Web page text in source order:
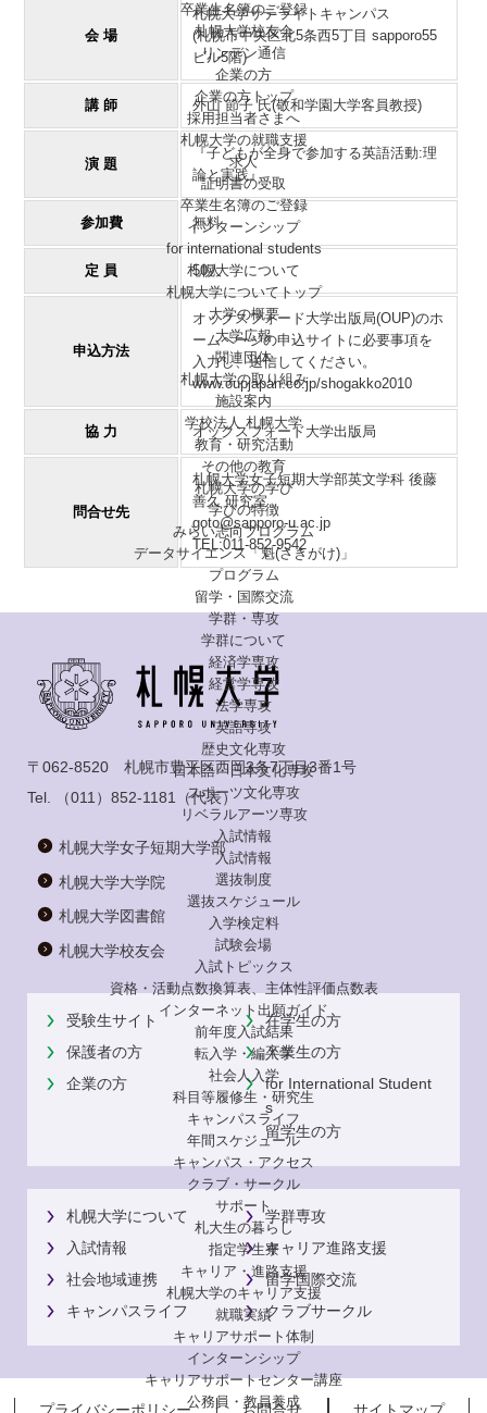
卒業生名簿のご登録
札幌大学校友会
リンデン通信
企業の方
企業の方トップ
採用担当者さまへ
札幌大学の就職支援
求人
証明書の受取
卒業生名簿のご登録
インターンシップ
for internationalstudents
札幌大学について
札幌大学についてトップ
大学の概要
大学広報
関連団体
札幌大学の取り組み
施設案内
学校法人 札幌大学
教育・研究活動
その他の教育
札幌大学の学び
学びの特徴
みらい志向プログラム
データサイエンス「魁(さきがけ)」
プログラム
留学・国際交流
学群・専攻
学群について
経済学専攻
経営学専攻
法学専攻
英語専攻
歴史文化専攻
日本語・日本文化専攻
スポーツ文化専攻
リベラルアーツ専攻
入試情報
入試情報
選抜制度
選抜スケジュール
入学検定料
試験会場
入試トピックス
資格・活動点数換算表、主体性評価点数表
インターネット出願ガイド
前年度入試結果
転入学・編入学
社会人入学
科目等履修生・研究生
キャンパスライフ
年間スケジュール
キャンパス・アクセス
クラブ・サークル
サポート
札大生の暮らし
指定学生寮
キャリア・進路支援
札幌大学のキャリア支援
就職実績
キャリアサポート体制
インターンシップ
キャリアサポートセンター講座
公務員・教員養成
会 場
札幌大学サテライトキャンパス
(札幌市中央区北5条西5丁目 sapporo55
ビル5階)
講 師 外山 節子 氏(敬和学園大学客員教授)
演 題
『子どもが全身で参加する英語活動:理
論と実践』
参加費 無料
定 員 50人
申込方法
オックスフォード大学出版局(OUP)のホ
ームページの申込サイトに必要事項を
入力し、送信してください。
www.oupjapan.co.jp/shogakko2010
協 力 オックスフォード大学出版局
問合せ先
札幌大学女子短期大学部英文学科 後藤
善久 研究室
goto@sapporo-u.ac.jp
TEL:011-852-9542
〒062-8520 札幌市豊平区西岡3条7丁目3番1号
Tel.
（011）852-1181 （代表）
札幌大学女子短期大学部
札幌大学大学院
札幌大学図書館
札幌大学校友会
受験生サイト
在学生の方
保護者の方
卒業生の方
企業の方
for International Student
s
留学生の方
札幌大学について
学群専攻
入試情報
キャリア進路支援
社会地域連携
留学国際交流
キャンパスライフ
クラブサークル